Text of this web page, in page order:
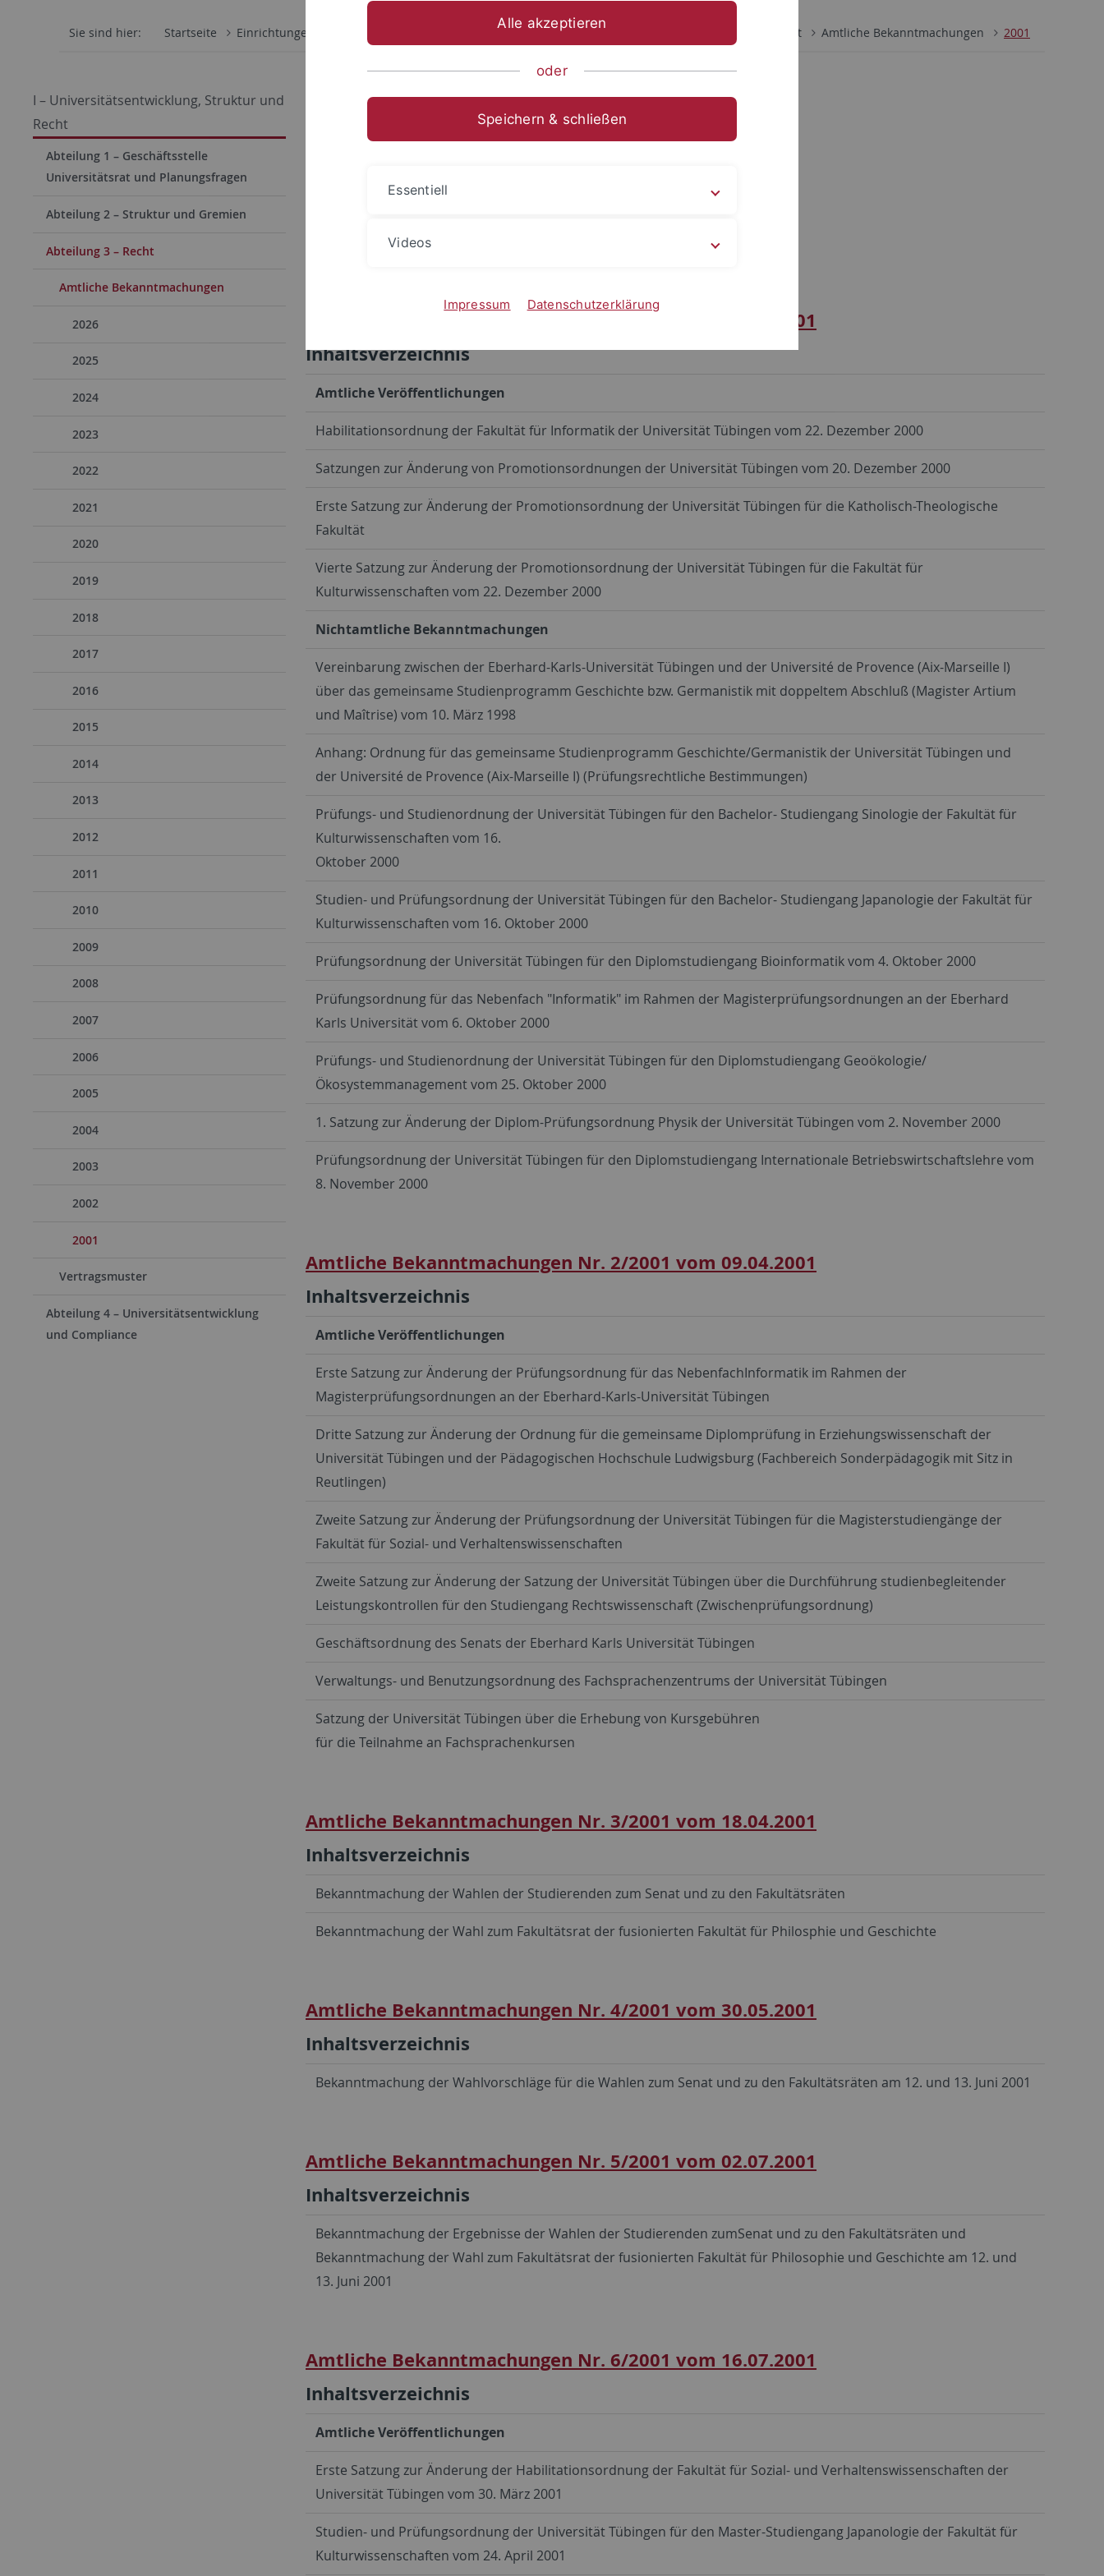
Sie sind hier: Startseite Einrichtungen I – Universitätsentwicklung, Struktur und Recht Abteilung 3 – Recht Amtliche Bekanntmachungen 2001
I – Universitätsentwicklung, Struktur und
Recht
Abteilung 1 – Geschäftsstelle
Universitätsrat und Planungsfragen
Abteilung 2 – Struktur und Gremien
Abteilung 3 – Recht
Amtliche Bekanntmachungen
2026
2025
2024
2023
2022
2021
2020
2019
2018
2017
2016
2015
2014
2013
2012
2011
2010
2009
2008
2007
2006
2005
2004
2003
2002
2001
Vertragsmuster
Abteilung 4 – Universitätsentwicklung
und Compliance
Amtliche Bekanntmachungen 2001 – Jahrgang 27
Herausgegeben von der Zentralen Verwaltung.
Amtliche Bekanntmachungen Nr. 1/2001 vom 26.02.2001
Inhaltsverzeichnis
Amtliche Veröffentlichungen
Habilitationsordnung der Fakultät für Informatik der Universität Tübingen vom 22. Dezember 2000
Satzungen zur Änderung von Promotionsordnungen der Universität Tübingen vom 20. Dezember 2000
Erste Satzung zur Änderung der Promotionsordnung der Universität Tübingen für die Katholisch-Theologische
Fakultät
Vierte Satzung zur Änderung der Promotionsordnung der Universität Tübingen für die Fakultät für
Kulturwissenschaften vom 22. Dezember 2000
Nichtamtliche Bekanntmachungen
Vereinbarung zwischen der Eberhard-Karls-Universität Tübingen und der Université de Provence (Aix-Marseille I)
über das gemeinsame Studienprogramm Geschichte bzw. Germanistik mit doppeltem Abschluß (Magister Artium
und Maîtrise) vom 10. März 1998
Anhang: Ordnung für das gemeinsame Studienprogramm Geschichte/Germanistik der Universität Tübingen und
der Université de Provence (Aix-Marseille I) (Prüfungsrechtliche Bestimmungen)
Prüfungs- und Studienordnung der Universität Tübingen für den Bachelor- Studiengang Sinologie der Fakultät für
Kulturwissenschaften vom 16.
Oktober 2000
Studien- und Prüfungsordnung der Universität Tübingen für den Bachelor- Studiengang Japanologie der Fakultät für
Kulturwissenschaften vom 16. Oktober 2000
Prüfungsordnung der Universität Tübingen für den Diplomstudiengang Bioinformatik vom 4. Oktober 2000
Prüfungsordnung für das Nebenfach "Informatik" im Rahmen der Magisterprüfungsordnungen an der Eberhard
Karls Universität vom 6. Oktober 2000
Prüfungs- und Studienordnung der Universität Tübingen für den Diplomstudiengang Geoökologie/
Ökosystemmanagement vom 25. Oktober 2000
1. Satzung zur Änderung der Diplom-Prüfungsordnung Physik der Universität Tübingen vom 2. November 2000
Prüfungsordnung der Universität Tübingen für den Diplomstudiengang Internationale Betriebswirtschaftslehre vom
8. November 2000
Amtliche Bekanntmachungen Nr. 2/2001 vom 09.04.2001
Inhaltsverzeichnis
Amtliche Veröffentlichungen
Erste Satzung zur Änderung der Prüfungsordnung für das NebenfachInformatik im Rahmen der
Magisterprüfungsordnungen an der Eberhard-Karls-Universität Tübingen
Dritte Satzung zur Änderung der Ordnung für die gemeinsame Diplomprüfung in Erziehungswissenschaft der
Universität Tübingen und der Pädagogischen Hochschule Ludwigsburg (Fachbereich Sonderpädagogik mit Sitz in
Reutlingen)
Zweite Satzung zur Änderung der Prüfungsordnung der Universität Tübingen für die Magisterstudiengänge der
Fakultät für Sozial- und Verhaltenswissenschaften
Zweite Satzung zur Änderung der Satzung der Universität Tübingen über die Durchführung studienbegleitender
Leistungskontrollen für den Studiengang Rechtswissenschaft (Zwischenprüfungsordnung)
Geschäftsordnung des Senats der Eberhard Karls Universität Tübingen
Verwaltungs- und Benutzungsordnung des Fachsprachenzentrums der Universität Tübingen
Satzung der Universität Tübingen über die Erhebung von Kursgebühren
für die Teilnahme an Fachsprachenkursen
Amtliche Bekanntmachungen Nr. 3/2001 vom 18.04.2001
Inhaltsverzeichnis
Bekanntmachung der Wahlen der Studierenden zum Senat und zu den Fakultätsräten
Bekanntmachung der Wahl zum Fakultätsrat der fusionierten Fakultät für Philosphie und Geschichte
Amtliche Bekanntmachungen Nr. 4/2001 vom 30.05.2001
Inhaltsverzeichnis
Bekanntmachung der Wahlvorschläge für die Wahlen zum Senat und zu den Fakultätsräten am 12. und 13. Juni 2001
Amtliche Bekanntmachungen Nr. 5/2001 vom 02.07.2001
Inhaltsverzeichnis
Bekanntmachung der Ergebnisse der Wahlen der Studierenden zumSenat und zu den Fakultätsräten und
Bekanntmachung der Wahl zum Fakultätsrat der fusionierten Fakultät für Philosophie und Geschichte am 12. und
13. Juni 2001
Amtliche Bekanntmachungen Nr. 6/2001 vom 16.07.2001
Inhaltsverzeichnis
Amtliche Veröffentlichungen
Erste Satzung zur Änderung der Habilitationsordnung der Fakultät für Sozial- und Verhaltenswissenschaften der
Universität Tübingen vom 30. März 2001
Studien- und Prüfungsordnung der Universität Tübingen für den Master-Studiengang Japanologie der Fakultät für
Kulturwissenschaften vom 24. April 2001
Alle akzeptieren
oder
Speichern & schließen
Essentiell
Videos
Impressum Datenschutzerklärung